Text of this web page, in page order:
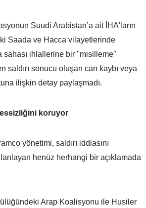
Suudi Arabistan’a ait İHA'ların
Saada ve Hacca vilayetlerinde
sahası ihlallerine bir "misilleme"
saldırı sonucu oluşan can kaybı veya
ilişkin detay paylaşmadı.
koruyor
yönetimi, saldırı iddiasını
henüz herhangi bir açıklamada
Arap Koalisyonu ile Husiler